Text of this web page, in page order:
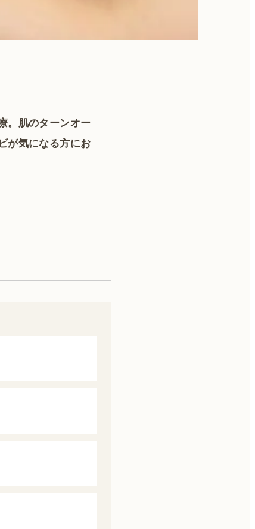
。肌のターンオー
が気になる方にお